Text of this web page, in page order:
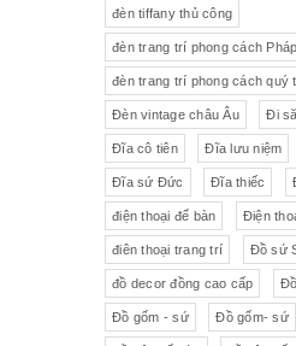
đèn tiffany thủ công
đèn trang trí phong cách Pháp
đèn trang trí phong cách quý
Đèn vintage châu Âu Đi
Đĩa cô tiên Đĩa lưu niệm
Đĩa sứ Đức Đĩa thiếc
điện thoại để bàn Điện
điên thoại trang trí Đồ sứ
đồ decor đồng cao cấp
Đồ gốm - sứ Đồ gốm- sứ